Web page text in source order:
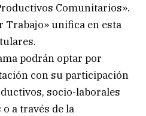
Comunitarios».
Trabajo» unifica en esta
podrán optar por
con su participación
socio-laborales
a través de la